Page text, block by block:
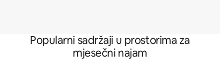
Popularni sadržaji u prostorima za
mjesečni najam